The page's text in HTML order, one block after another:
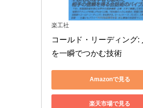
楽工社
コールド・リーディング:
を一瞬でつかむ技術
Amazonで見る
楽天市場で見る